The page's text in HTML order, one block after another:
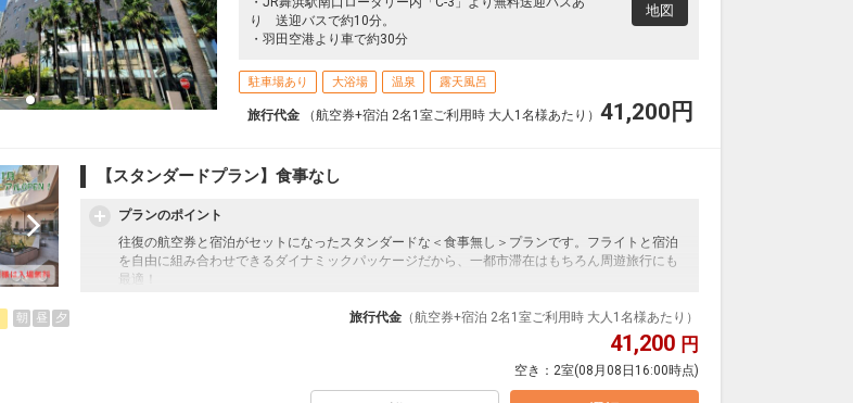
り 送迎バスで約10分。
・羽田空港より車で約30分
地図
駐車場あり 大浴場 温泉 露天風呂
旅行代金 （航空券+宿泊 2名1室ご利用時 大人1名様あたり） 41,200 円
【スタンダードプラン】食事なし
プランのポイント
往復の航空券と宿泊がセットになったスタンダードな＜食事無し＞プランです。フライトと宿泊
を自由に組み合わせできるダイナミックパッケージだから、一都市滞在はもちろん周遊旅行にも
最適！
フライトは、安心のJAL（またはJALグループ）確約！フライトマイル50%貯まります。
オプションでレンタカーや現地交通・体験プランなどの追加（同時予約）が可能なプランもござ
朝 昼 夕 旅行代金 （航空券+宿泊 2名1室ご利用時 大人1名様あたり）
41,200 円
空き： 2室(08月08日16:00時点)